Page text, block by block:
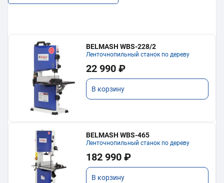
BELMASH WBS-228/2
Ленточнопильный станок по дереву
22 990 ₽
В корзину
BELMASH WBS-465
Ленточнопильный станок по дереву
182 990 ₽
В корзину